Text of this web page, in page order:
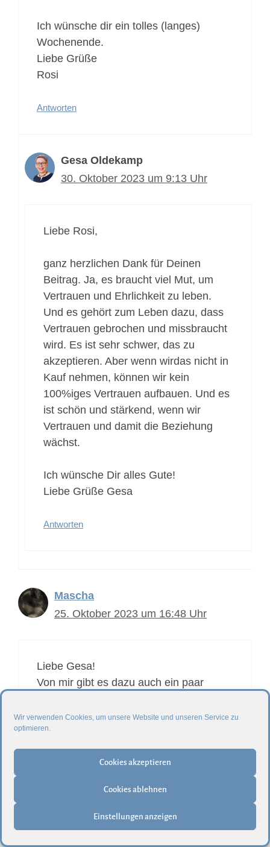
Wir verwenden Cookies, um unsere Website und unseren Service zu
optimieren.
Cookies akzeptieren
Cookies ablehnen
Einstellungen anzeigen
Ich wünsche dir ein tolles (langes)
Wochenende.
Liebe Grüße
Rosi
Antworten
Gesa Oldekamp
30. Oktober 2023 um 9:13 Uhr
Liebe Rosi,
ganz herzlichen Dank für Deinen
Beitrag. Ja, es braucht viel Mut, um
Vertrauen und Ehrlichkeit zu leben.
Und es gehört zum Leben dazu, dass
Vertrauen gebrochen und missbraucht
wird. Es ist sehr schwer, das zu
akzeptieren. Aber wenn wirdas nicht in
Kauf nehmen, können wir kein
100%iges Vertrauen aufbauen. Und es
ist schön und stärkend, wenn wir
Vertrauen und damit die Beziehung
wächst.
Ich wünsche Dir alles Gute!
Liebe Grüße Gesa
Antworten
Mascha
25. Oktober 2023 um 16:48 Uhr
Liebe Gesa!
Von mir gibt es dazu auch ein paar
niedergeschrieben:
https://maschas-
buch.blogspot.com/2023/10/vertrauen-
einige-personliche-gedanken.html
– eigentlich nicht .
Grüsze aus dem Harz
Mascha